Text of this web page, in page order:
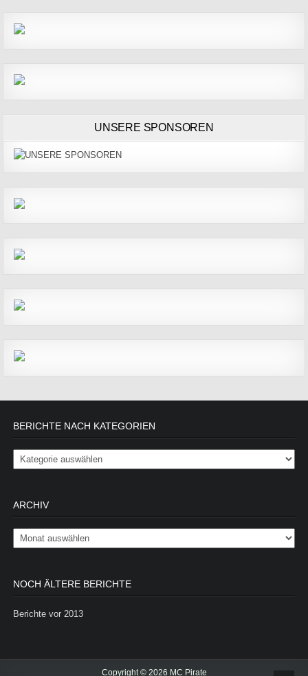
UNSERE SPONSOREN
BERICHTE NACH KATEGORIEN
Berichte nach Kategorien
ARCHIV
Archiv
NOCH ÄLTERE BERICHTE
Berichte vor 2013
Copyright © 2026 MC Pirate